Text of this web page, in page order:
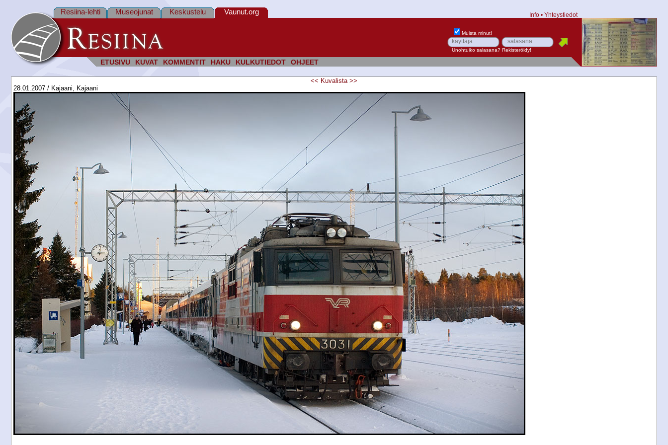
ETUSIVU KUVAT KOMMENTIT HAKU KULKUTIEDOT OHJEET
Resiina-lehti Museojunat Keskustelu Vaunut.org Info • Yhteystiedot
Muista minut!
Unohtuiko salasana? Rekisteröidy!
<< Kuvalista >>
28.01.2007 / Kajaani, Kajaani